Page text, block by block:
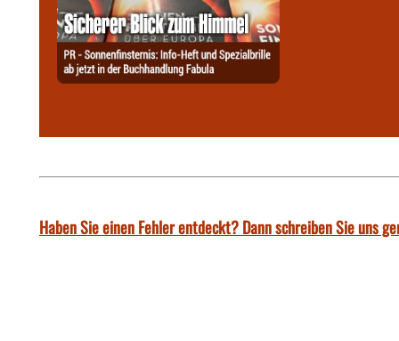
Haben Sie einen Fehler entdeckt? Dann schreiben Sie uns